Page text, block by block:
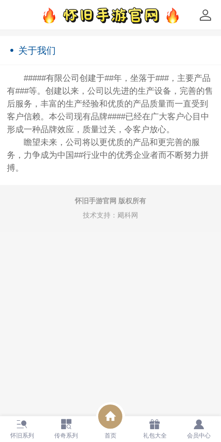
关于我们
#####有限公司创建于##年，坐落于###，主要产品
有###等。创建以来，公司以先进的生产设备，完善的售
后服务，丰富的生产经验和优质的产品质量而一直受到
客户信赖。本公司现有品牌####已经在广大客户心目中
形成一种品牌效应，质量过关，令客户放心。
瞻望未来，公司将以更优质的产品和更完善的服
务，力争成为中国##行业中的优秀企业者而不断努力拼
搏。
怀旧手游官网 版权所有
技术支持： 飓科网
怀旧系列 传奇系列 首页 礼包大全 会员中心